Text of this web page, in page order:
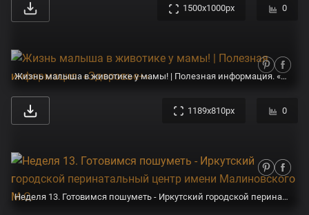
1500x1000px 0
Жизнь малыша в животике у мамы! | Полезная информация. «Здоровье+»
1189x810px 0
Неделя 13. Готовимся пошуметь - Иркутский городской перинатальный центр имени Малиновского М.С.